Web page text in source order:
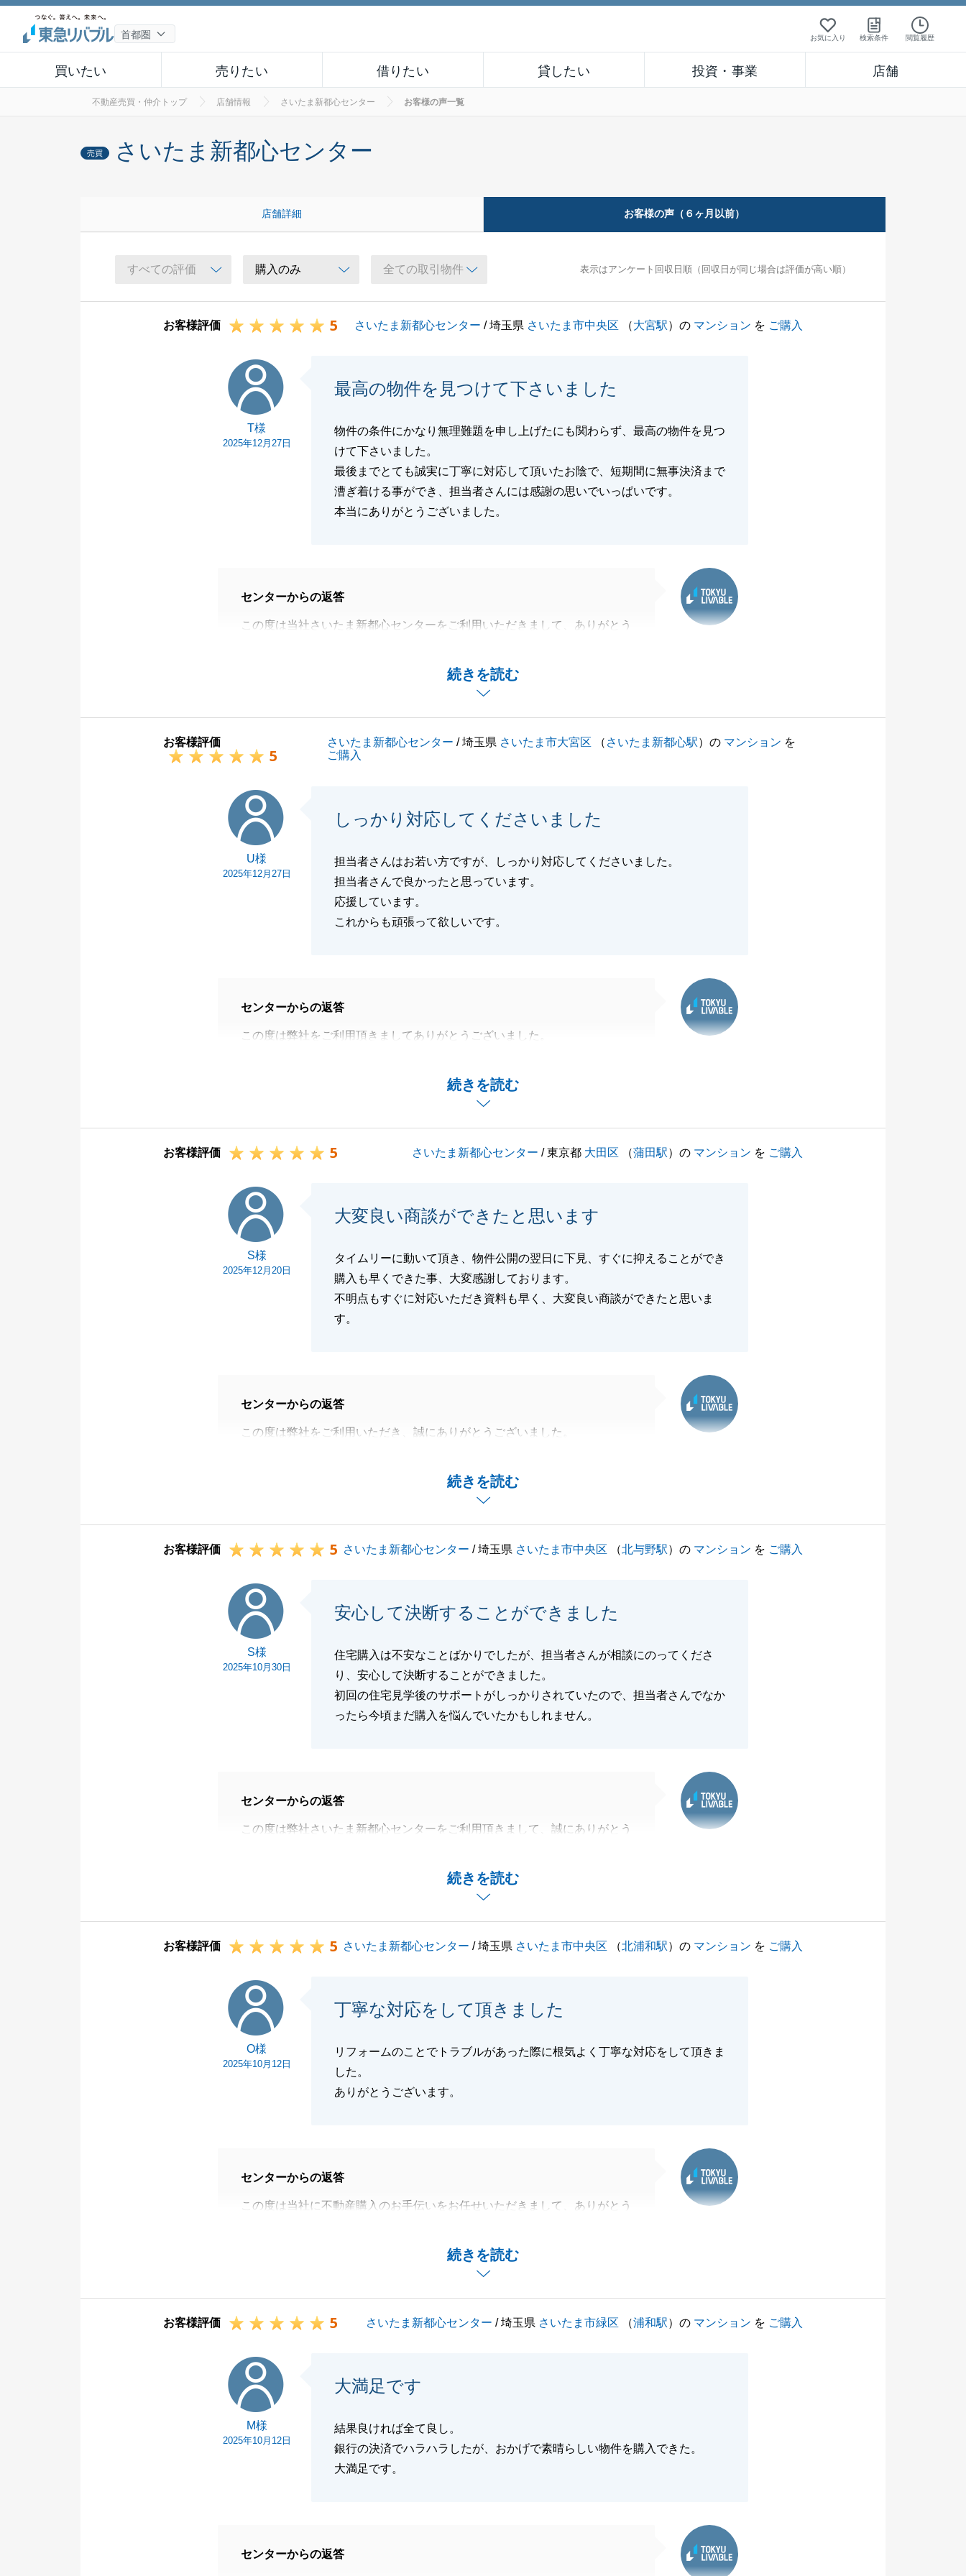
お気に入り 検索条件 閲覧履歴
買いたい 売りたい 借りたい 貸したい 投資・事業 店舗
不動産売買・仲介トップ 店舗情報 さいたま新都心センター お客様の声一覧
売買 さいたま新都心センター
店舗詳細 お客様の声（６ヶ月以前）
表示はアンケート回収日順（回収日が同じ場合は評価が高い順）
お客様評価 5 さいたま新都心センター / 埼玉県 さいたま市中央区 （大宮駅）の マンション を ご購入
T様
2025年12月27日
最高の物件を見つけて下さいました
物件の条件にかなり無理難題を申し上げたにも関わらず、最高の物件を見つ
けて下さいました。
最後までとても誠実に丁寧に対応して頂いたお陰で、短期間に無事決済まで
漕ぎ着ける事ができ、担当者さんには感謝の思いでいっぱいです。
本当にありがとうございました。
続きを読む
センターからの返答
この度は当社さいたま新都心センターをご利用いただきまして、ありがとう
当初ご相談頂いた時には、中々希望に近い物件が見つかりませんでしたが、
その後ご縁があり、T様の希望条件に近い物件が見つかり本当に良かったで
誠心誠意お手伝いさせて頂きます。
今後とも、何卒宜しくお願い申し上げます。
お客様評価
5
さいたま新都心センター / 埼玉県 さいたま市大宮区 （ さいたま新都心駅）の マンション を
ご購入
U様
2025年12月27日
しっかり対応してくださいました
担当者さんはお若い方ですが、しっかり対応してくださいました。
担当者さんで良かったと思っています。
応援しています。
これからも頑張って欲しいです。
続きを読む
センターからの返答
この度は弊社をご利用頂きましてありがとうございました。
U様のお手伝いができたこと大変嬉しく思っております。
いただいたお言葉を励みに、引き続き精進いたします。
お客様評価 5 さいたま新都心センター / 東京都 大田区 （蒲田駅）の マンション を ご購入
S様
2025年12月20日
大変良い商談ができたと思います
タイムリーに動いて頂き、物件公開の翌日に下見、すぐに抑えることができ
購入も早くできた事、大変感謝しております。
不明点もすぐに対応いただき資料も早く、大変良い商談ができたと思いま
す。
続きを読む
センターからの返答
この度は弊社をご利用いただき、誠にありがとうございました。
お住まいから遠方の店舗に異動となってしまい、ご不便をおかけしてしまう
おります。
す。
引き続きよろしくお願いします。
閉じる
お客様評価 5 さいたま新都心センター / 埼玉県 さいたま市中央区 （北与野駅）の マンション を ご購入
S様
2025年10月30日
安心して決断することができました
住宅購入は不安なことばかりでしたが、担当者さんが相談にのってくださ
り、安心して決断することができました。
初回の住宅見学後のサポートがしっかりされていたので、担当者さんでなか
ったら今頃まだ購入を悩んでいたかもしれません。
続きを読む
センターからの返答
この度は弊社さいたま新都心センターをご利用頂きまして、誠にありがとう
不動産購入という大きな決断をして頂いたS様のサポートをしっかりする事
今後とも、何卒宜しくお願い申し上げます。
お客様評価 5 さいたま新都心センター / 埼玉県 さいたま市中央区 （北浦和駅）の マンション を ご購入
O様
2025年10月12日
丁寧な対応をして頂きました
リフォームのことでトラブルがあった際に根気よく丁寧な対応をして頂きま
した。
ありがとうございます。
続きを読む
センターからの返答
この度は当社に不動産購入のお手伝いをお任せいただきまして、ありがとう
お引渡し前の室内の状況によって、ご不安になられていたかと思いますが、
無事、O様にご安心してお引渡しを受けていただくことができ、嬉しく思い
で、今後ともどうぞよろしくお願いいたします。
お客様評価 5 さいたま新都心センター / 埼玉県 さいたま市緑区 （浦和駅）の マンション を ご購入
M様
2025年10月12日
大満足です
結果良ければ全て良し。
銀行の決済でハラハラしたが、おかげで素晴らしい物件を購入できた。
大満足です。
センターからの返答